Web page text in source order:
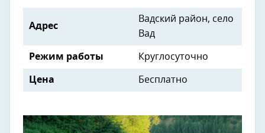
Адрес
Вадский район, село
Вад
Режим работы Круглосуточно
Цена Бесплатно